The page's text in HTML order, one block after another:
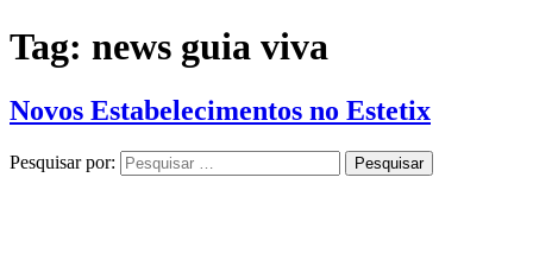
Tag: news guia viva
Novos Estabelecimentos no Estetix
Pesquisar por: